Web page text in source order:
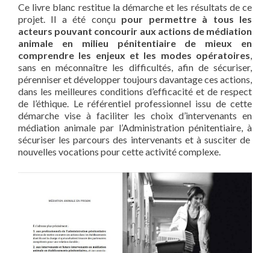
Ce livre blanc restitue la démarche et les résultats de ce
projet. Il a été conçu pour permettre à tous les
acteurs pouvant concourir aux actions de médiation
animale en milieu pénitentiaire de mieux en
comprendre les enjeux et les modes opératoires
sans en méconnaître les difficultés, afin de sécuriser,
pérenniser et développer toujours davantage ces actions,
dans les meilleures conditions d’efficacité et de respect
de l’éthique. Le référentiel professionnel issu de cette
démarche vise à faciliter les choix d’intervenants en
médiation animale par l’Administration pénitentiaire, à
sécuriser les parcours des intervenants et à susciter de
nouvelles vocations pour cette activité complexe.